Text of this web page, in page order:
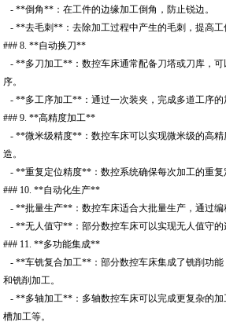
- **倒角**：在工件的边缘加工倒角，防止锐边。
- **去毛刺**：去除加工过程中产生的毛刺，提高工
### 8. **自动换刀**
- **多刀加工**：数控车床通常配备刀塔或刀库，
序。
- **多工序加工**：通过一次装夹，完成多道工序的
### 9. **高精度加工**
- **微米级精度**：数控车床可以实现微米级的高精
造。
- **重复定位精度**：数控系统确保每次加工的重复
### 10. **自动化生产**
- **批量生产**：数控车床适合大批量生产，通过编
- **无人值守**：部分数控车床可以实现无人值守的
### 11. **多功能集成**
- **车铣复合加工**：部分数控车床集成了铣削功能
和铣削加工。
- **多轴加工**：多轴数控车床可以完成更复杂的加
槽加工等。